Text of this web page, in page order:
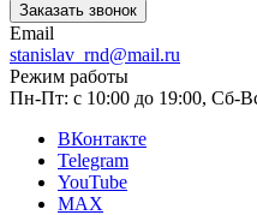
Заказать звонок
Email
stanislav_rnd@mail.ru
Режим работы
Пн-Пт: с 10:00 до 19:00, Сб-
ВКонтакте
Telegram
YouTube
MAX